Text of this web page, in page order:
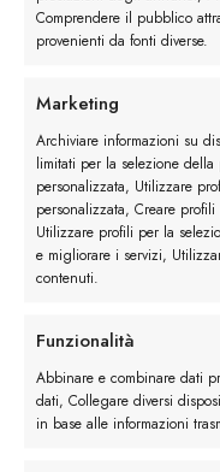
Comprendere il pubblico
provenienti da fonti diverse.
Marketing
Archiviare informazioni su
limitati per la selezione
personalizzata, Utilizzare
personalizzata, Creare
Utilizzare profili per la
e migliorare i servizi,
contenuti.
Funzionalità
Abbinare e combinare dati
dati, Collegare diversi
in base alle informazioni
I trackback sono chiusi, ma
Lascia un
Devi essere
Rimani